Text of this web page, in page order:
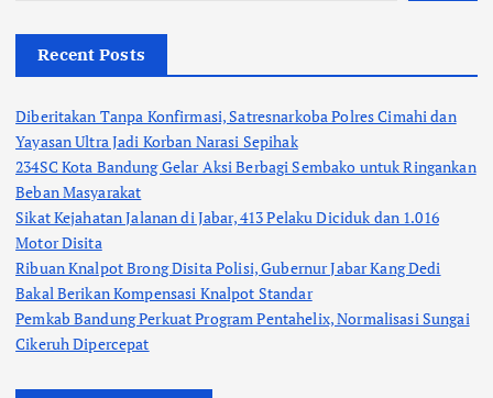
Recent Posts
Diberitakan Tanpa Konfirmasi, Satresnarkoba Polres Cimahi dan
Yayasan Ultra Jadi Korban Narasi Sepihak
234SC Kota Bandung Gelar Aksi Berbagi Sembako untuk Ringankan
Beban Masyarakat
Sikat Kejahatan Jalanan di Jabar, 413 Pelaku Diciduk dan 1.016
Motor Disita
Ribuan Knalpot Brong Disita Polisi, Gubernur Jabar Kang Dedi
Bakal Berikan Kompensasi Knalpot Standar
Pemkab Bandung Perkuat Program Pentahelix, Normalisasi Sungai
Cikeruh Dipercepat